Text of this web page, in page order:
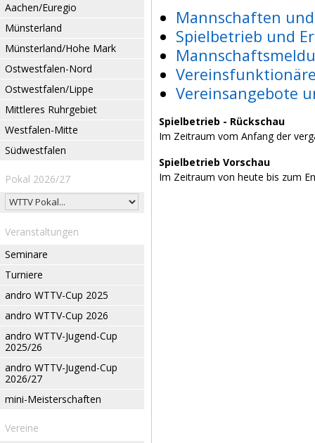
Aachen/Euregio
Münsterland
Münsterland/Hohe Mark
Ostwestfalen-Nord
Ostwestfalen/Lippe
Mittleres Ruhrgebiet
Westfalen-Mitte
Südwestfalen
Pokal 2026/27
Veranstaltungen
Seminare
Turniere
andro WTTV-Cup 2025
andro WTTV-Cup 2026
andro WTTV-Jugend-Cup
2025/26
andro WTTV-Jugend-Cup
2026/27
mini-Meisterschaften
Vereine
Mannschaften
Spielbetrieb und
Vereinsangebote
Spielbetrieb - Rückschau
Im Zeitraum vom Anfang der
Spielbetrieb Vorschau
Im Zeitraum von heute bis zum